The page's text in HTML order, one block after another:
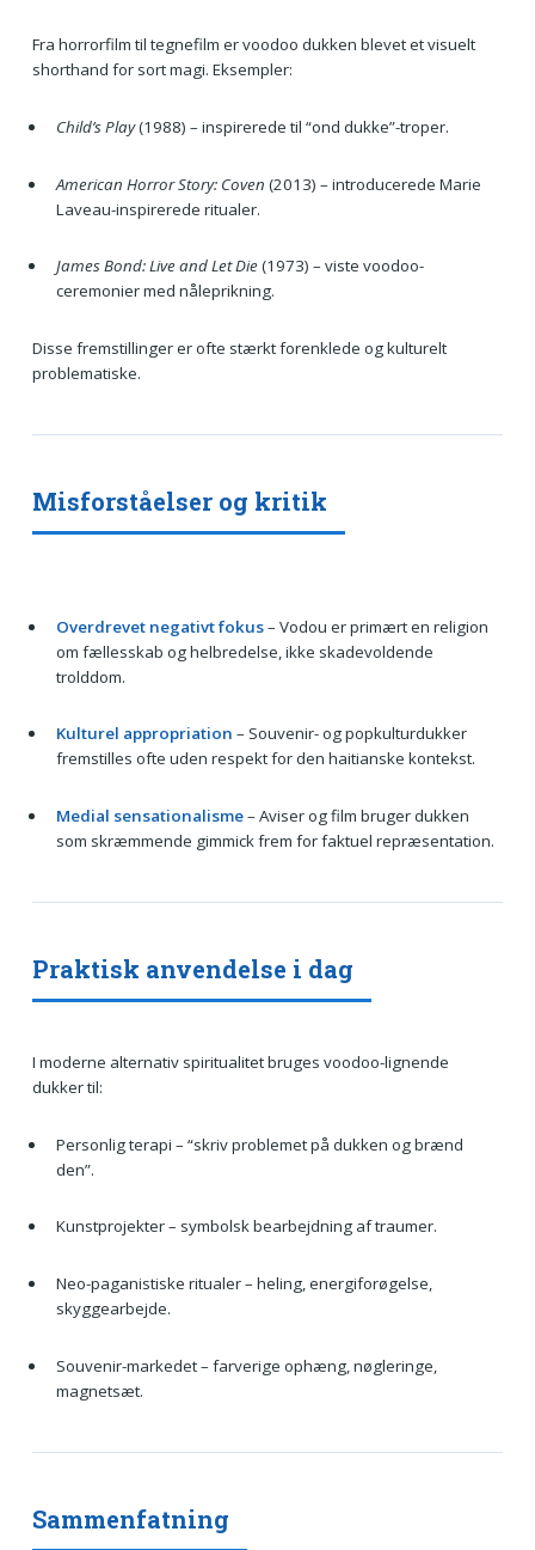
Fra horrorfilm til tegnefilm er voodoo dukken blevet et visuelt
shorthand for sort magi. Eksempler:
Child’s Play(1988) – inspirerede til “ond dukke”-troper.
American Horror Story: Coven (2013) – introducerede Marie
Laveau-inspirerede ritualer.
James Bond: Live and Let Die(1973) – viste voodoo-
ceremonier med nåleprikning.
Disse fremstillinger er ofte stærkt forenklede og kulturelt
problematiske.
Misforståelser og kritik
Overdrevet negativt fokus– Vodou er primært en religion
om fællesskab og helbredelse, ikke skadevoldende
trolddom.
Kulturel appropriation – Souvenir- og popkulturdukker
fremstilles ofte uden respekt for den haitianske kontekst.
Medial sensationalisme– Aviser og film bruger dukken
som skræmmende gimmick frem for faktuel repræsentation.
Praktisk anvendelse i dag
I moderne alternativ spiritualitet bruges voodoo-lignende
dukker til:
Personlig terapi – “skriv problemet på dukken og brænd
den”.
Kunstprojekter – symbolsk bearbejdning af traumer.
Neo-paganistiske ritualer – heling, energiforøgelse,
skyggearbejde.
Souvenir-markedet – farverige ophæng, nøgleringe,
magnetsæt.
Sammenfatning